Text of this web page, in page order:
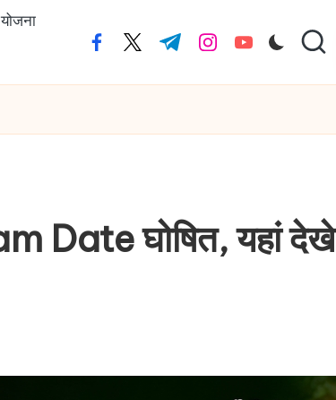
facebook.com
twitter.com
t.me instagram.com
youtube.com
Date घोषित, यहां देखे